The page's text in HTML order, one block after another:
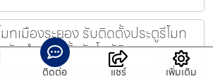
ทเมืองระยอง รับติดตั้งประตูรีโมท
รับทำประตูรั้วอัตโนมัติ ราคาถูก
งระยอง บริการติดตั้งประตูรั้วรีโมทอัตโนมัติ ประตู
ติดต่อ แชร์ เพิ่มเติม